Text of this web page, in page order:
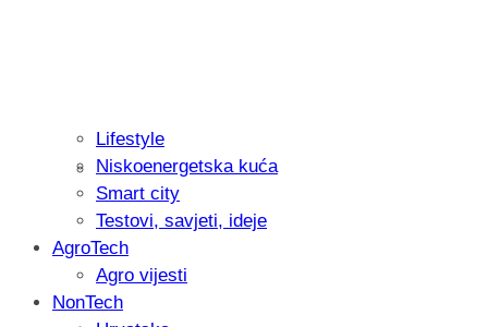
Isprobali smo: Thermostar
Lifestyle
Niskoenergetska kuća
Smart city
Testovi, savjeti, ideje
AgroTech
Agro vijesti
NonTech